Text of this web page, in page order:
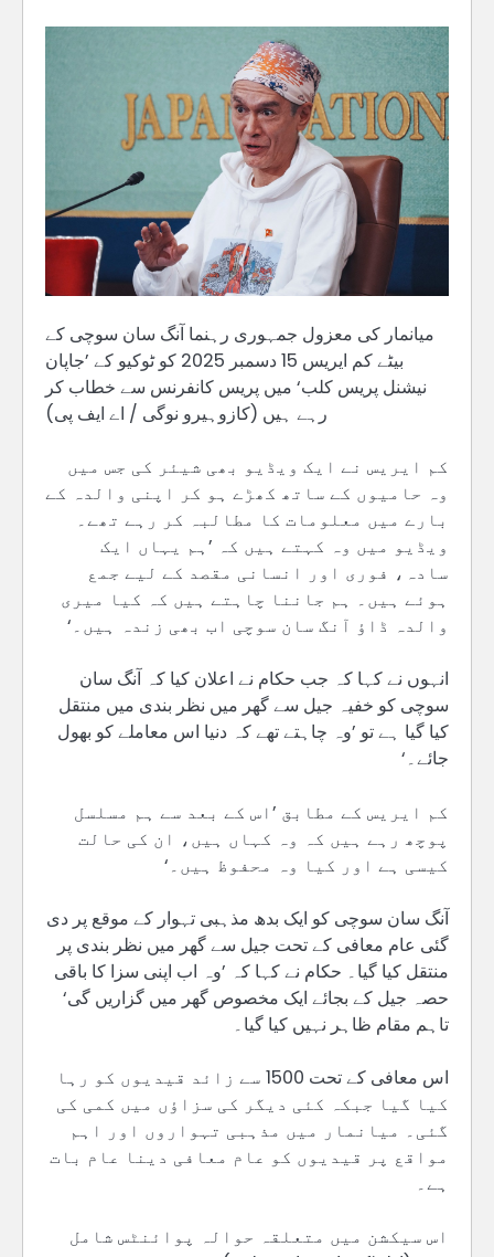
میانمار کی معزول جمہوری رہنما آنگ سان سوچی کے
بیٹے کم ایریس 15 دسمبر 2025 کو ٹوکیو کے ’جاپان
نیشنل پریس کلب‘ میں پریس کانفرنس سے خطاب کر
رہے ہیں (کازوہیرو نوگی / اے ایف پی)
کم ایریس نے ایک ویڈیو بھی شیئر کی جس میں
وہ حامیوں کے ساتھ کھڑے ہو کر اپنی والدہ کے
بارے میں معلومات کا مطالبہ کر رہے تھے۔
ویڈیو میں وہ کہتے ہیں کہ ’ہم یہاں ایک
سادہ، فوری اور انسانی مقصد کے لیے جمع
ہوئے ہیں۔ ہم جاننا چاہتے ہیں کہ کیا میری
والدہ ڈاؤ آنگ سان سوچی اب بھی زندہ ہیں۔‘
انہوں نے کہا کہ جب حکام نے اعلان کیا کہ آنگ سان
سوچی کو خفیہ جیل سے گھر میں نظر بندی میں منتقل
کیا گیا ہے تو ’وہ چاہتے تھے کہ دنیا اس معاملے کو بھول
جائے۔‘
کم ایریس کے مطابق ’اس کے بعد سے ہم مسلسل
پوچھ رہے ہیں کہ وہ کہاں ہیں، ان کی حالت
کیسی ہے اور کیا وہ محفوظ ہیں۔‘
آنگ سان سوچی کو ایک بدھ مذہبی تہوار کے موقع پر دی
گئی عام معافی کے تحت جیل سے گھر میں نظر بندی پر
منتقل کیا گیا۔ حکام نے کہا کہ ’وہ اب اپنی سزا کا باقی
حصہ جیل کے بجائے ایک مخصوص گھر میں گزاریں گی‘
تاہم مقام ظاہر نہیں کیا گیا۔
اس معافی کے تحت 1500 سے زائد قیدیوں کو رہا
کیا گیا جبکہ کئی دیگر کی سزاؤں میں کمی کی
گئی۔ میانمار میں مذہبی تہواروں اور اہم
مواقع پر قیدیوں کو عام معافی دینا عام بات
ہے۔
اس سیکشن میں متعلقہ حوالہ پوائنٹس شامل